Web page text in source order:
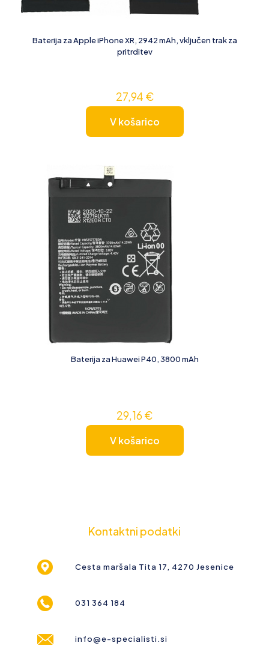
Baterija za Apple iPhone XR, 2942 mAh, vključen trak za
pritrditev
27,94 €
V košarico
Baterija za Huawei P40, 3800 mAh
29,16€
V košarico
Kontaktni podatki
Cesta maršala Tita 17, 4270 Jesenice
031 364 184
info@e-specialisti.si